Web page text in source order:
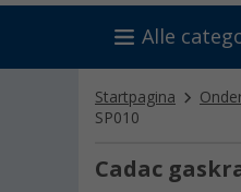
Alle
Startpagina
SP010
Cadac